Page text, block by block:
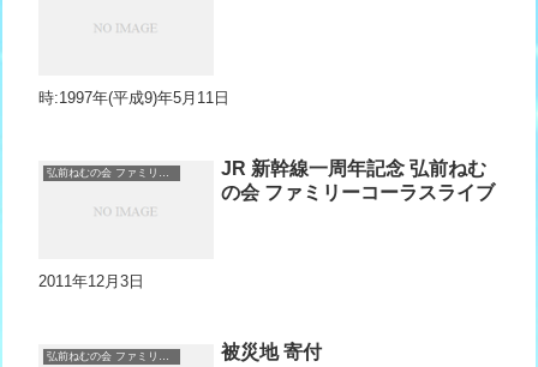
時:1997年(平成9)年5月11日
弘前ねむの会 ファミリーコーラス＆ノーザンウィング
JR 新幹線一周年記念 弘前ねむ
の会 ファミリーコーラスライブ
2011年12月3日
弘前ねむの会 ファミリーコーラス＆ノーザンウィング 被災地 寄付